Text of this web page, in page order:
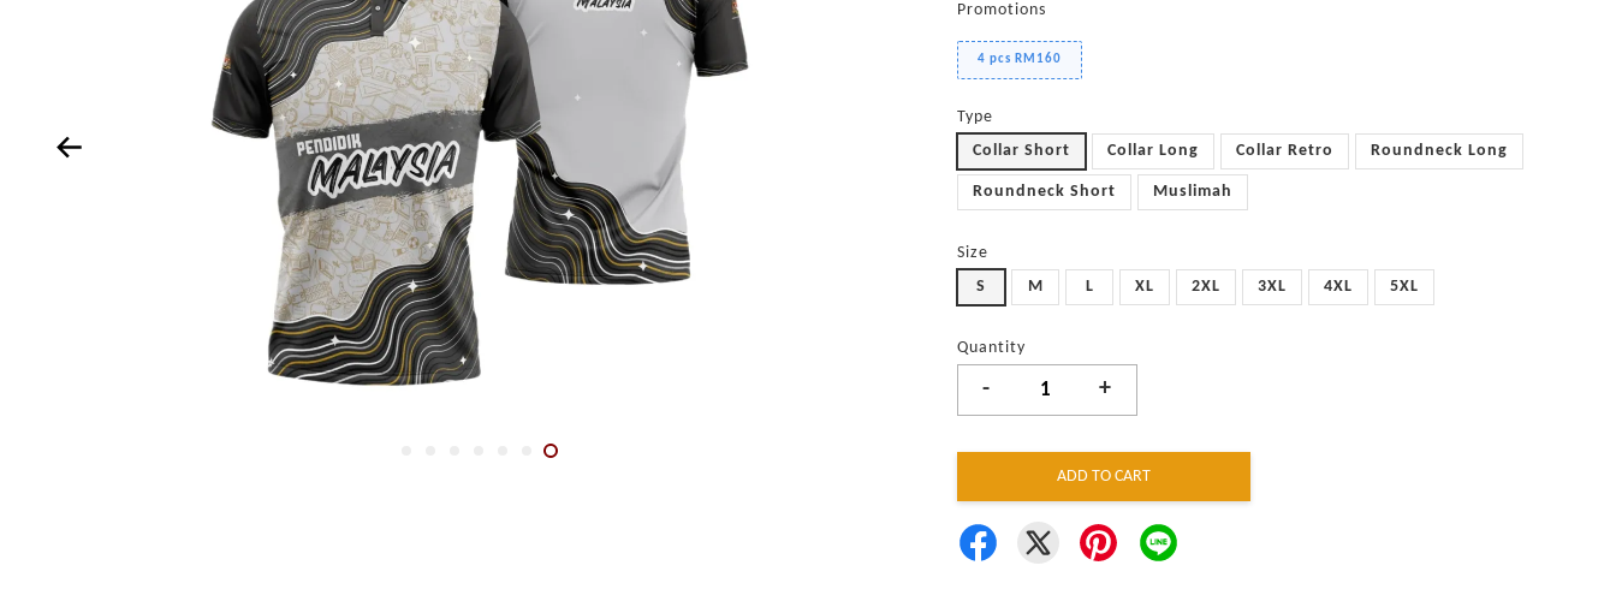
Promotions
4 pcs RM160
Type
Collar Short
Collar Long Collar Retro Roundneck Long
Roundneck Short Muslimah
Size
S
M L XL 2XL 3XL 4XL 5XL
Quantity
- +
ADD TO CART